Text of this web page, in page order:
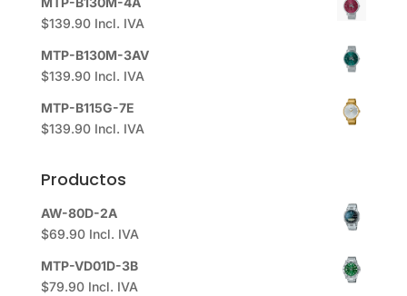
$139.90 Incl. IVA
MTP-B130M-3AV
$139.90 Incl. IVA
MTP-B115G-7E
$139.90 Incl. IVA
Productos
AW-80D-2A
$69.90 Incl. IVA
MTP-VD01D-3B
$79.90 Incl. IVA